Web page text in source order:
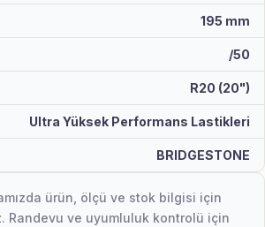
195 mm
/50
R20 (20")
Ultra Yüksek Performans Lastikleri
BRIDGESTONE
ürün, ölçü ve stok bilgisi için
Randevu ve uyumluluk kontrolü için